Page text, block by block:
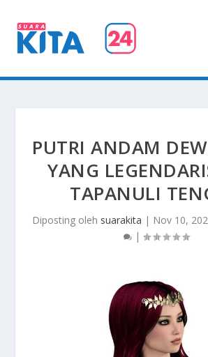
PUTRI ANDAM
YANG
TAPANULI
Diposting oleh suarakita | Nov 10,
|